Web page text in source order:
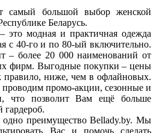
самый большой выбор женской
Беларусь.
это модная и практичная одежда
с 40-го и по 80-ый включительно.
– более 20 000 наименований от
фирм. Выгодные покупки – цены
правило, ниже, чем в офлайновых.
промо-акции, сезонные и
что позволит Вам ещё больше
гардероб.
одно преимущество Bellady.by. Мы
Вас и помочь сделать